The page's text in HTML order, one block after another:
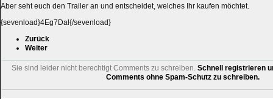
Aber seht euch den Trailer an und entscheidet, welches Ihr kaufen möchtet.
{sevenload}4Eg7Dal{/sevenload}
Zurück
Weiter
Sie sind leider nicht berechtigt Comments zu schreiben. Schnell registrieren
Comments ohne Spam-Schutz zu schreiben.